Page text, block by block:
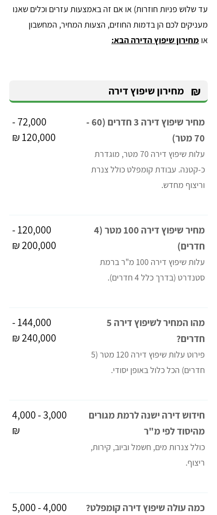
עד שלוש פניות חוזרות) או אם זה באמצעות עזרים וכלים שאנו
מעניקים לכם הן בדמות החוזים, הצעות המחיר, המחשבון
או מחירון שיפוץ הדירה הבא:
₪ מחירון שיפוץ דירה
מחיר שיפוץ דירה 3 חדרים (60 -
70 מטר)
עלות שיפוץ דירה 70 מטר, מוגדרת
כ-קטנה. עבודת קומפלט כולל צנרת
וריצוף מחדש.
72,000 -
120,000 ₪
מחיר שיפוץ דירה 100 מטר (4
חדרים)
עלות שיפוץ דירה 100 מ"ר ברמת
סטנדרט (בדרך כלל 4 חדרים).
120,000 -
200,000 ₪
מהו המחיר לשיפוץ דירה 5
חדרים?
פירוט עלות שיפוץ דירה 120 מטר (5
חדרים) הכל כלול באופן יסודי.
144,000 -
240,000 ₪
חידוש דירה ישנה לרמת מגורים
מהיסוד לפי מ"ר
כולל צנרות מים, חשמל וביוב, קירות,
ריצוף.
3,000 - 4,000
₪
כמה עולה שיפוץ דירה קומפלט?
4,000 - 5,000